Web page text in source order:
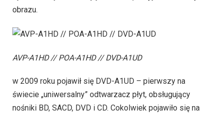
obrazu.
AVP-A1HD // POA-A1HD // DVD-A1UD
w 2009 roku pojawił się DVD-A1UD – pierwszy na
świecie „uniwersalny” odtwarzacz płyt, obsługujący
nośniki BD, SACD, DVD i CD. Cokolwiek pojawiło się na